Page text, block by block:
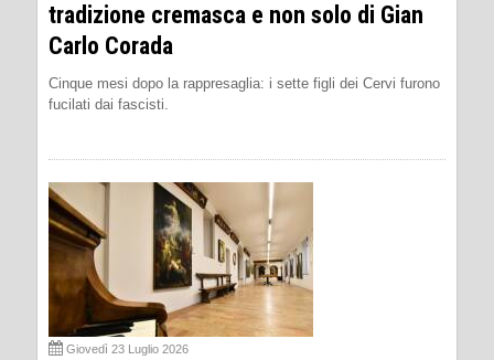
tradizione cremasca e non solo di Gian
Carlo Corada
Cinque mesi dopo la rappresaglia: i sette figli dei Cervi furono
fucilati dai fascisti.
Giovedì 23 Luglio 2026